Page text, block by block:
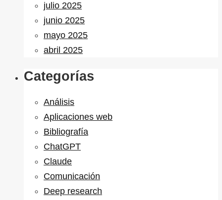
julio 2025
junio 2025
mayo 2025
abril 2025
Categorías
Análisis
Aplicaciones web
Bibliografía
ChatGPT
Claude
Comunicación
Deep research